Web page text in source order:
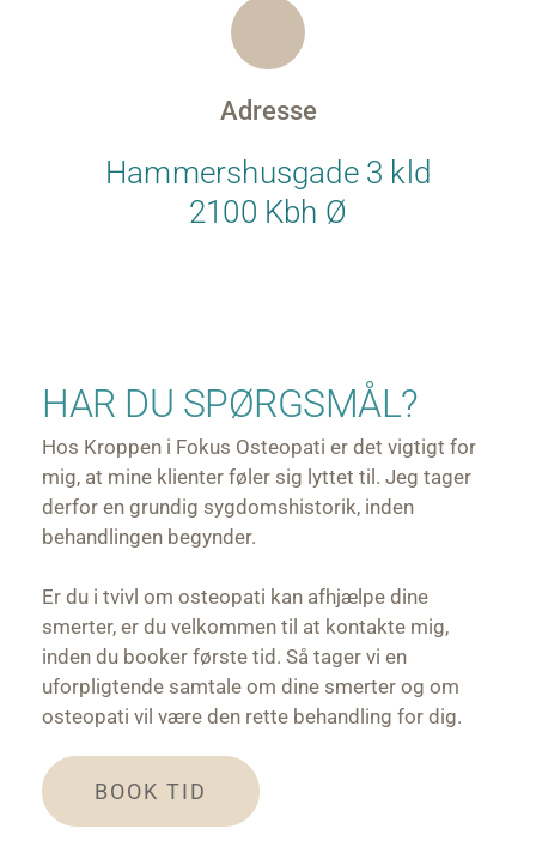
Adresse
Hammershusgade 3 kld
2100 Kbh Ø
HAR DU SPØRGSMÅL?
Hos Kroppen i Fokus Osteopati er det vigtigt for
mig, at mine klienter føler sig lyttet til. Jeg tager
derfor en grundig sygdomshistorik, inden
behandlingen begynder.
Er du i tvivl om osteopati kan afhjælpe dine
smerter, er du velkommen til at kontakte mig,
inden du booker første tid. Så tager vi en
uforpligtende samtale om dine smerter og om
osteopati vil være den rette behandling for dig.
BOOK TID